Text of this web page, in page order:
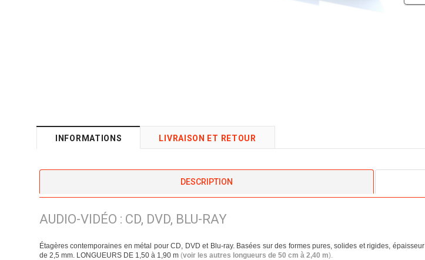
INFORMATIONS LIVRAISON ET RETOUR
DESCRIPTION
AUDIO-VIDÉO : CD, DVD, BLU-RAY
Étagères contemporaines en métal pour CD, DVD et Blu-ray. Basées sur des formes pures, solides et rigides, épaisseur
de 2,5 mm. LONGUEURS DE 1,50 à 1,90 m (voir les autres longueurs de 50 cm à 2,40 m).